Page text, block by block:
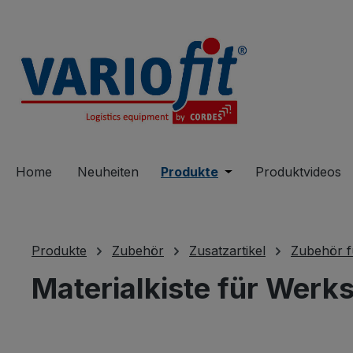
Home Neuheiten Produkte Öffne oder Schließe
Produktvideos
Produkte Zubehör Zusatzartikel Zubehör
Materialkiste für